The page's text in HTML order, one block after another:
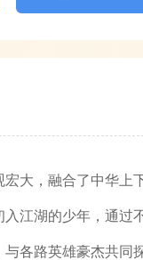
大，融合了中华上
江湖的少年，通过
各路英雄豪杰共同